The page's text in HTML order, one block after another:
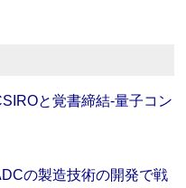
と覚書締結‐量子コン
の製造技術の開発で戦